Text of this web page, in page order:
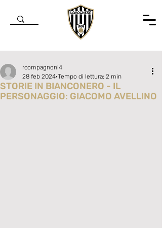
STORIE IN BIANCONERO - IL
PERSONAGGIO: GIACOMO AVELLINO
rcompagnoni4
28 feb 2024 Tempo di lettura: 2 min